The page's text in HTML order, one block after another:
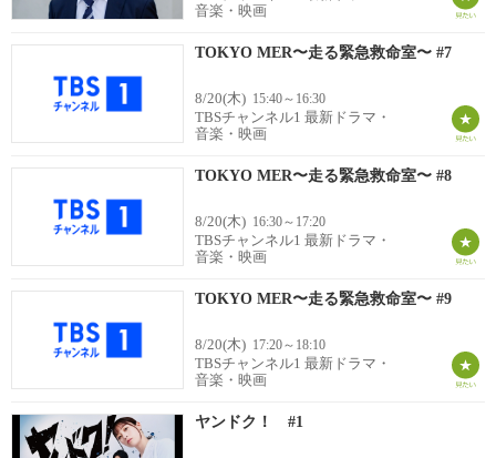
音楽・映画
TOKYO MER〜走る緊急救命室〜 #7
8/20(木) 15:40～16:30
TBSチャンネル1 最新ドラマ・
音楽・映画
TOKYO MER〜走る緊急救命室〜 #8
8/20(木) 16:30～17:20
TBSチャンネル1 最新ドラマ・
音楽・映画
TOKYO MER〜走る緊急救命室〜 #9
8/20(木) 17:20～18:10
TBSチャンネル1 最新ドラマ・
音楽・映画
ヤンドク！ #1